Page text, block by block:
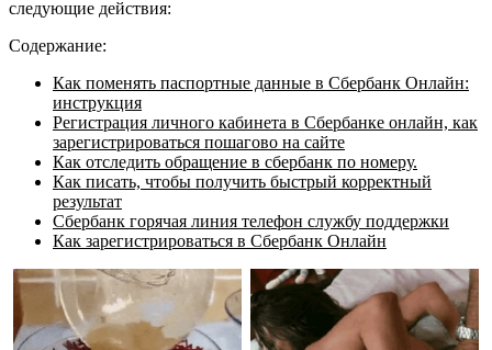
следующие действия:
Содержание:
Как поменять паспортные данные в Cбербанк Онлайн:
инструкция
Регистрация личного кабинета в Сбербанке онлайн, как
зарегистрироваться пошагово на сайте
Как отследить обращение в сбербанк по номеру.
Как писать, чтобы получить быстрый корректный
результат
Сбербанк горячая линия телефон службу поддержки
Как зарегистрироваться в Cбербанк Онлайн